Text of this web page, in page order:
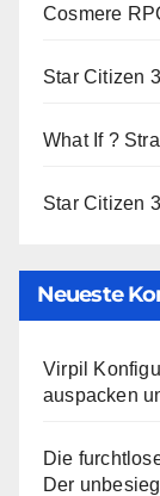
Cosmere
Star Citizen
What If ?
Star Citizen
Neueste
Virpil
auspacken
Die
Der